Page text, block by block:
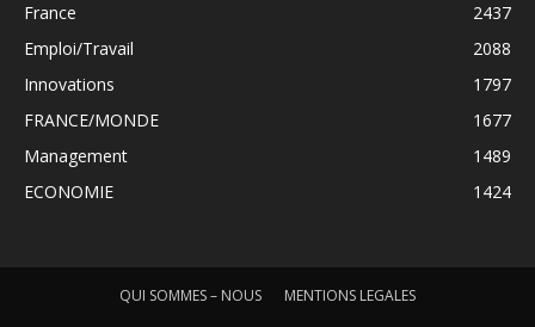
France
2437
Emploi/Travail
2088
Innovations
1797
FRANCE/MONDE
1677
Management
1489
ECONOMIE
1424
QUI SOMMES – NOUS MENTIONS LEGALES